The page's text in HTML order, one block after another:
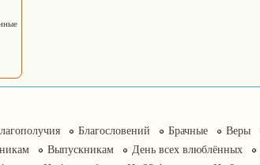
Благословений Брачные Веры
Выпускникам День всех влюблённых